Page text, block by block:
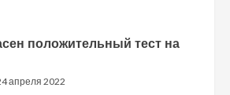
положительный тест на
апреля 2022